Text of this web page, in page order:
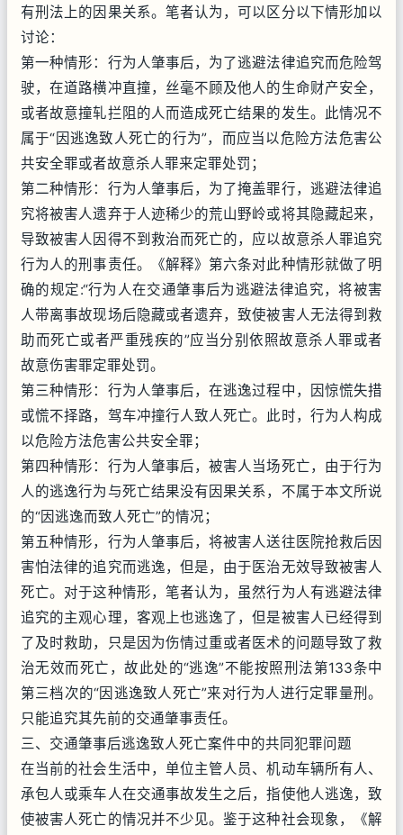
有刑法上的因果关系。笔者认为，可以区分以下情形加以
讨论：
第一种情形：行为人肇事后，为了逃避法律追究而危险驾
驶，在道路横冲直撞，丝毫不顾及他人的生命财产安全，
或者故意撞轧拦阻的人而造成死亡结果的发生。此情况不
属于“因逃逸致人死亡的行为”，而应当以危险方法危害公
共安全罪或者故意杀人罪来定罪处罚；
第二种情形：行为人肇事后，为了掩盖罪行，逃避法律追
究将被害人遗弃于人迹稀少的荒山野岭或将其隐藏起来，
导致被害人因得不到救治而死亡的，应以故意杀人罪追究
行为人的刑事责任。《解释》第六条对此种情形就做了明
确的规定:“行为人在交通肇事后为逃避法律追究，将被害
人带离事故现场后隐藏或者遗弃，致使被害人无法得到救
助而死亡或者严重残疾的”应当分别依照故意杀人罪或者
故意伤害罪定罪处罚。
第三种情形：行为人肇事后，在逃逸过程中，因惊慌失措
或慌不择路，驾车冲撞行人致人死亡。此时，行为人构成
以危险方法危害公共安全罪；
第四种情形：行为人肇事后，被害人当场死亡，由于行为
人的逃逸行为与死亡结果没有因果关系，不属于本文所说
的“因逃逸而致人死亡”的情况；
第五种情形，行为人肇事后，将被害人送往医院抢救后因
害怕法律的追究而逃逸，但是，由于医治无效导致被害人
死亡。对于这种情形，笔者认为，虽然行为人有逃避法律
追究的主观心理，客观上也逃逸了，但是被害人已经得到
了及时救助，只是因为伤情过重或者医术的问题导致了救
治无效而死亡，故此处的“逃逸”不能按照刑法第133条中
第三档次的“因逃逸致人死亡”来对行为人进行定罪量刑。
只能追究其先前的交通肇事责任。
三、交通肇事后逃逸致人死亡案件中的共同犯罪问题
在当前的社会生活中，单位主管人员、机动车辆所有人、
承包人或乘车人在交通事故发生之后，指使他人逃逸，致
使被害人死亡的情况并不少见。鉴于这种社会现象，《解